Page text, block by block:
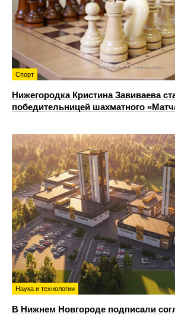
Спорт
Нижегородка Кристина Завиваева
победительницей шахматного
Наука и технологии
В Нижнем Новгороде подписали